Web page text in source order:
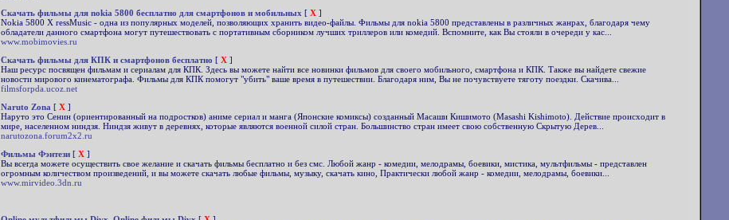
Скачать фильмы для nokia 5800 бесплатно для смартфонов и мобильных [ X ]
Nokia 5800 X ressMusic - одна из популярных моделей, позволяющих хранить видео-файлы. Фильмы для nokia 5800 представлены в различных жанрах, благодаря чему
обладатели данного смартфона могут путешествовать с портативным сборником лучших триллеров или комедий. Вспомните, как Вы стояли в очереди у кас...
www.mobimovies.ru
Скачать фильмы для КПК и смартфонов бесплатно [ X ]
Наш ресурс посвящен фильмам и сериалам для КПК. Здесь вы можете найти все новинки фильмов для своего мобильного, смартфона и КПК. Также вы найдете свежие
новости мирового кинематографа. Фильмы для КПК помогут "убить" ваше время в путешествии. Благодаря ним, Вы не почувствуете тяготу поездки. Скачива...
filmsforpda.ucoz.net
Naruto Zona [ X ]
Наруто это Сенин (ориентированный на подростков) аниме сериал и манга (Японские комиксы) созданный Масаши Кишимото (Masashi Kishimoto). Действие происходит в
мире, населенном ниндзя. Ниндзя живут в деревнях, которые являются военной силой стран. Большинство стран имеет свою собственную Скрытую Дерев...
narutozona.forum2x2.ru
Фильмы Фэнтези [ X ]
Вы всегда можете осуществить свое желание и скачать фильмы бесплатно и без смс. Любой жанр - комедии, мелодрамы, боевики, мистика, мультфильмы - представлен
огромным количеством произведений, и вы можете скачать любые фильмы, музыку, скачать кино, Практически любой жанр - комедии, мелодрамы, боевики...
www.mirvideo.3dn.ru